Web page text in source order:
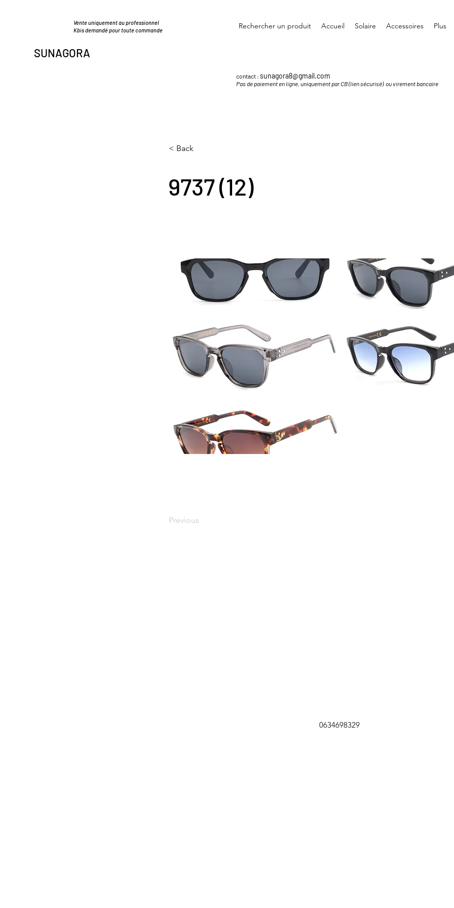
SUNAGORA
Vente uniquement au professionnel
Kbis demandé pour toute commande
Rechercher un produit Accueil Solaire Accessoires Plus
contact : sunagora8@gmail.com
Pas de paiement en ligne, uniquement par CB (lien sécurisé) ou virement bancaire
< Back
9737 (12)
Previous
0634698329